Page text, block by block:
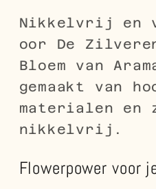
Nikkelvrij en
oor De
Bloem van
gemaakt van
materialen en
nikkelvrij.
Flowerpower voor